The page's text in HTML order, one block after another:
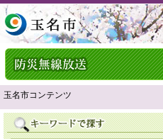
玉名市コンテンツ